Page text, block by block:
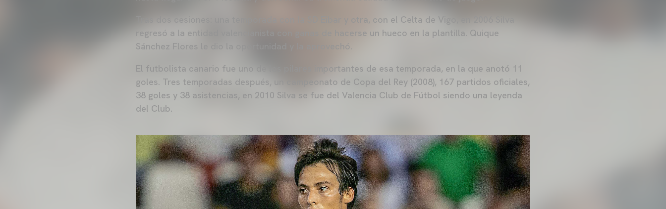
Tras dos cesiones: una temporada con la SD Eibar y otra, con el Celta de Vigo, en 2006 Silva
regresó a la entidad valencianista con ganas de hacerse un hueco en la plantilla. Quique
Sánchez Flores le dio la oportunidad y la aprovechó.
El futbolista canario fue uno de los pilares importantes de esa temporada, en la que anotó 11
goles. Tres temporadas después, un campeonato de Copa del Rey (2008), 167 partidos oficiales,
38 goles y 38 asistencias, en 2010 Silva se fue del Valencia Club de Fútbol siendo una leyenda
del Club.